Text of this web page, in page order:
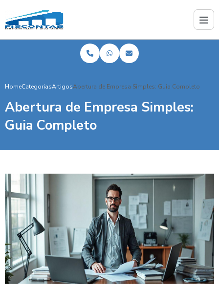
HomeCategoriasArtigosAbertura de Empresa Simples: Guia Completo
Abertura de Empresa Simples:
Guia Completo